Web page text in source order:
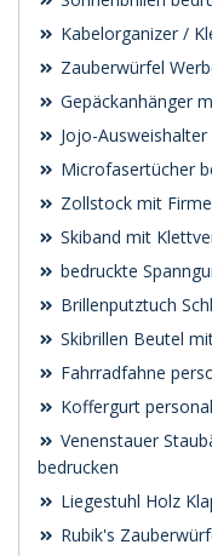
Kabelorganizer /
Zauberwürfel
Gepäckanhänger
Jojo-Ausweishalter
Microfasertücher
Zollstock mit
Skiband mit
bedruckte
Brillenputztuch
Skibrillen Beutel
Fahrradfahne
Koffergurt
Venenstauer
bedrucken
Liegestuhl Holz
Rubik's